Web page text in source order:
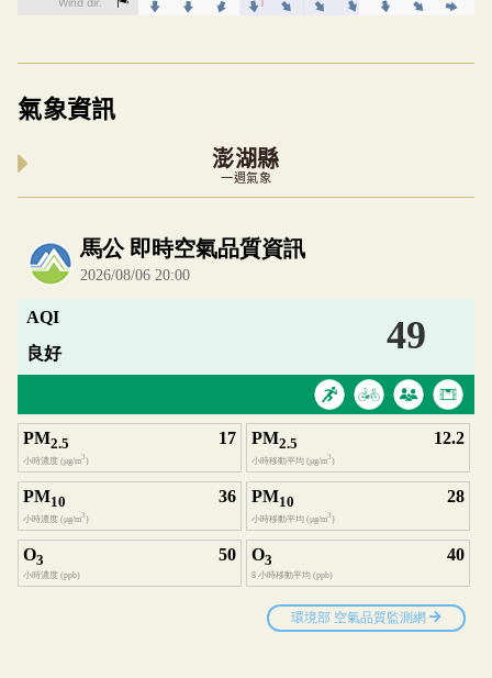
氣象資訊
澎湖縣
一週氣象
內嵌空氣品質小工具為視覺預覽，完整即時空